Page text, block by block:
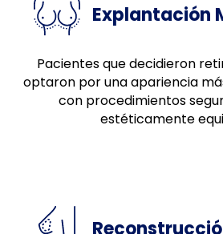
Explantación
Pacientes que decidieron
optaron por una apariencia
con procedimientos
estéticamente